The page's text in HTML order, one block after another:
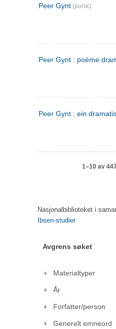
Peer Gynt (polsk)
Peer Gynt : poème
Peer Gynt : ein
1–10 av
Nasjonalbiblioteket i
Ibsen-studier
Avgrens søket
Materialtyper
År
Forfatter/person
Generelt emneord